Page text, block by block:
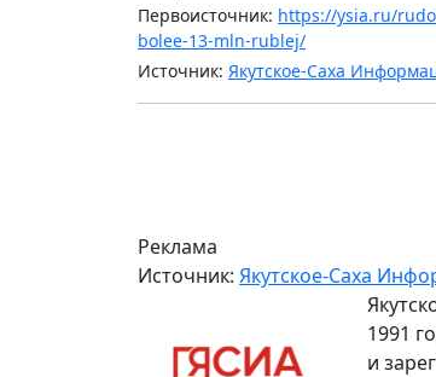
Первоисточник: https://ysia.ru/
bolee-13-mln-rublej/
Источник: Якутское-Саха
Реклама
Источник: Якутское-Саха
1991
и